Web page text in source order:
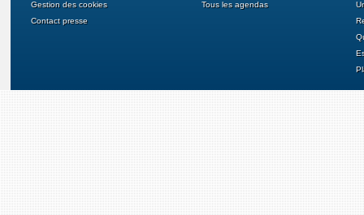
Gestion des cookies
Contact presse
Tous les agendas